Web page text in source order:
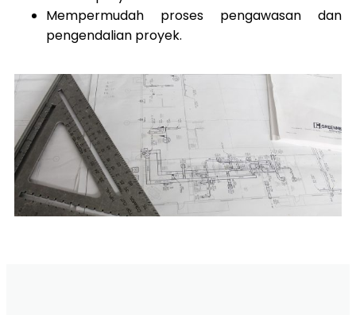
Mempermudah proses pengawasan dan
pengendalian proyek.